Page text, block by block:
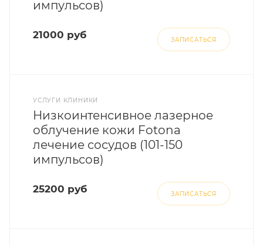
импульсов)
21000 руб ЗАПИСАТЬСЯ
УСЛУГИ КЛИНИКИ
Низкоинтенсивное лазерное
облучение кожи Fotona
лечение сосудов (101-150
импульсов)
25200 руб ЗАПИСАТЬСЯ